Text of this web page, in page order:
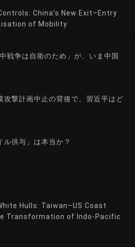
China’s New Exit–Entry
of Mobility
戦争は自衛のため」が、いま中国
攻撃計画中止の背後で、習近平はど
ル供与」は本当か？
Hulls: Taiwan–US Coast
Transformation of Indo-Pacific